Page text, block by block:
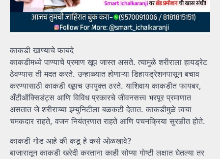
काकडी खाण्याचे फायदे
काकडीमध्ये पाण्याचे प्रमाण खूप जास्त असते. त्यामुळे शरीराला हायड्रेट
ठेवण्यास ती मदत करते. उन्हाळ्यात होणाऱ्या डिहायड्रेशनपासून बचाव
करण्यासाठी काकडी खूपच उपयुक्त ठरते. याशिवाय काकडीत फायबर,
अँटीऑक्सिडंट्स आणि विविध प्रकारचे जीवनसत्त्व भरपूर प्रमाणात
असतात जे शरीराच्या इम्युनिटीला बळकटी देतात. काकडीमुळे त्वचा
चमकदार राहते, वजन नियंत्रणात राहते आणि पचनक्रिया सुरळीत होते.
काकडी गोड आहे की कडू हे कसे ओळखावे?
बाजारातून काकडी खरेदी करताना काही सोप्या गोष्टी लक्षात घेतल्या तर